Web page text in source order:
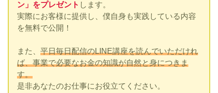
ン」をプレゼント します。
実際にお客様に提供し、僕自身も実践している内容
を無料で公開！
また、平日毎日配信のLINE講座を読んでいただけれ
ば、事業で必要なお金の知識が自然と身につきま
す。
是非あなたのお仕事にお役立てください。